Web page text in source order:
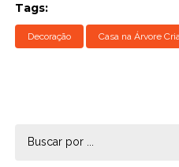
Tags:
Decoração Casa na Árvore